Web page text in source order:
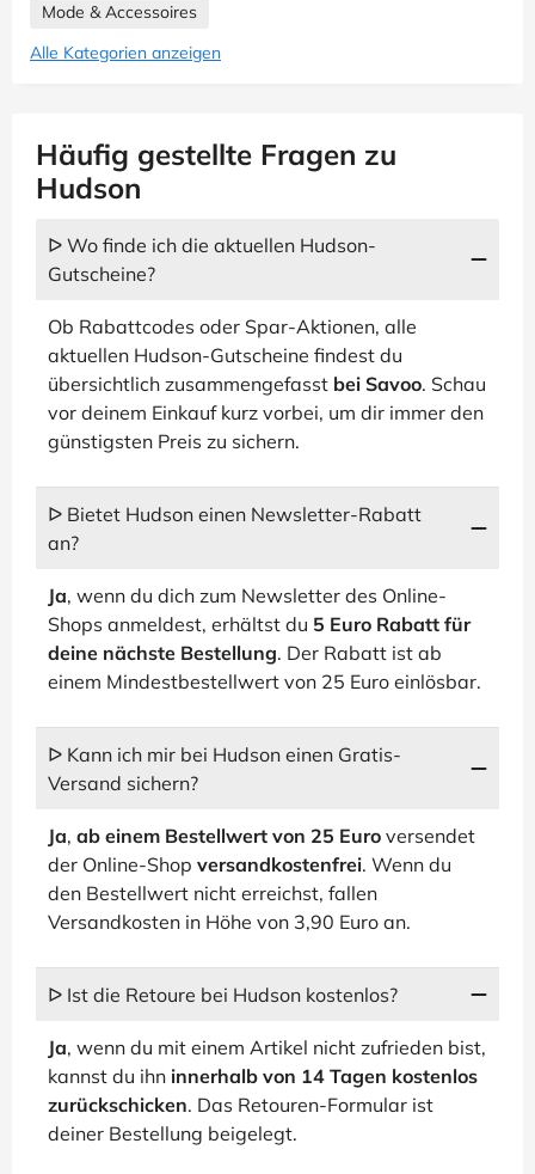
Mode & Accessoires
Alle Kategorien anzeigen
Häufig gestellte Fragen zu
Hudson
ᐅ Wo finde ich die aktuellen Hudson-
Gutscheine?
Ob Rabattcodes oder Spar-Aktionen, alle
aktuellen Hudson-Gutscheine findest du
übersichtlich zusammengefasst bei Savoo. Schau
vor deinem Einkauf kurz vorbei, um dir immer den
günstigsten Preis zu sichern.
ᐅ Bietet Hudson einen Newsletter-Rabatt
an?
Ja, wenn du dich zum Newsletter des Online-
Shops anmeldest, erhältst du 5 Euro Rabatt für
deine nächste Bestellung. Der Rabatt ist ab
einem Mindestbestellwert von 25 Euro einlösbar.
ᐅ Kann ich mir bei Hudson einen Gratis-
Versand sichern?
Ja, ab einem Bestellwert von 25 Euro versendet
der Online-Shop versandkostenfrei. Wenn du
den Bestellwert nicht erreichst, fallen
Versandkosten in Höhe von 3,90 Euro an.
ᐅ Ist die Retoure bei Hudson kostenlos?
Ja, wenn du mit einem Artikel nicht zufrieden bist,
kannst du ihn innerhalb von 14 Tagen kostenlos
zurückschicken. Das Retouren-Formular ist
deiner Bestellung beigelegt.